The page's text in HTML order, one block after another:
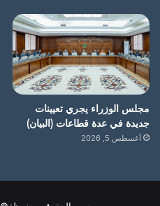
مجلس الوزراء يجري تعيينات
جديدة في عدة قطاعات (البيان)
أغسطس 5, 2026